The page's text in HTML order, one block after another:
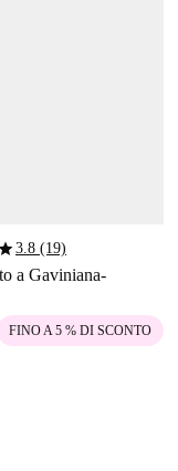
3.8 (19)
a Gaviniana-
FINO A 5 % DI SCONTO